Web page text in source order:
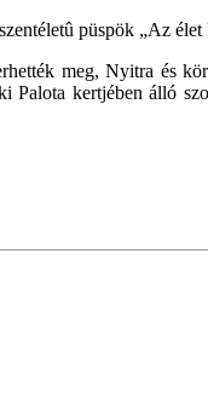
püspök „Az
meg, Nyitra és
kertjében álló